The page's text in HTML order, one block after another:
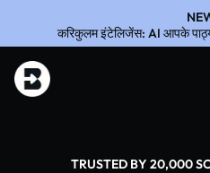
करिकुलम इंटेलिजेंस: AI आपके
TRUSTED BY 20,000